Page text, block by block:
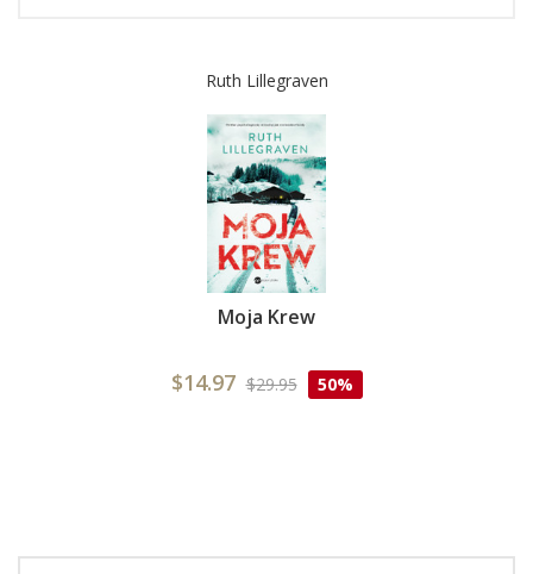
Ruth Lillegraven
Moja Krew
$14.97 $29.95 50%